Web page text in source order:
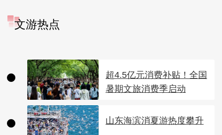
文游热点
超4.5亿元消费补贴！全国
暑期文旅消费季启动
山东海滨消夏游热度攀升